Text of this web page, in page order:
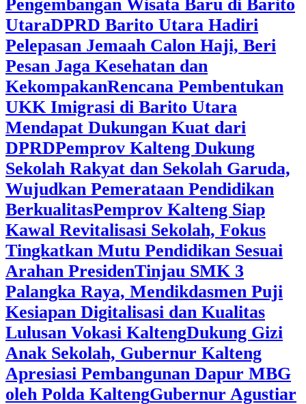
Pengembangan Wisata Baru di Barito
UtaraDPRD Barito Utara Hadiri
Pelepasan Jemaah Calon Haji, Beri
Pesan Jaga Kesehatan dan
KekompakanRencana Pembentukan
UKK Imigrasi di Barito Utara
Mendapat Dukungan Kuat dari
DPRD‎Pemprov Kalteng Dukung
Sekolah Rakyat dan Sekolah Garuda,
Wujudkan Pemerataan Pendidikan
Berkualitas‎Pemprov Kalteng Siap
Kawal Revitalisasi Sekolah, Fokus
Tingkatkan Mutu Pendidikan Sesuai
Arahan Presiden‎Tinjau SMK 3
Palangka Raya, Mendikdasmen Puji
Kesiapan Digitalisasi dan Kualitas
Lulusan Vokasi Kalteng‎Dukung Gizi
Anak Sekolah, Gubernur Kalteng
Apresiasi Pembangunan Dapur MBG
oleh Polda Kalteng‎Gubernur Agustiar